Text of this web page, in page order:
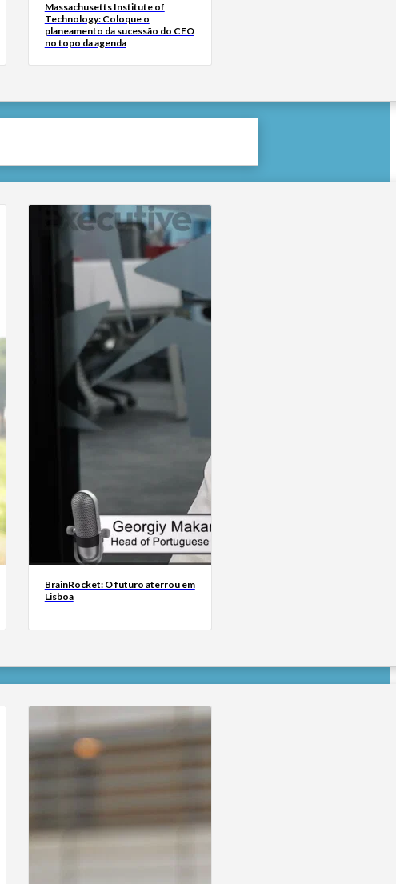
Massachusetts Institute of
Technology: Coloque o
planeamento da sucessão do CEO
no topo da agenda
BrainRocket: O futuro aterrou em
Lisboa